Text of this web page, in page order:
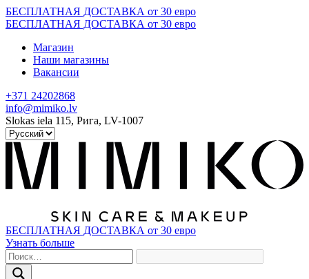
Skip
to
БЕСПЛАТНАЯ ДОСТАВКА от 30 евро
БЕСПЛАТНАЯ ДОСТАВКА от 30 евро
Магазин
Наши магазины
Вакансии
+371 24202868
info@mimiko.lv
Slokas iela 115, Рига, LV-1007
БЕСПЛАТНАЯ ДОСТАВКА от 30 евро
Узнать больше